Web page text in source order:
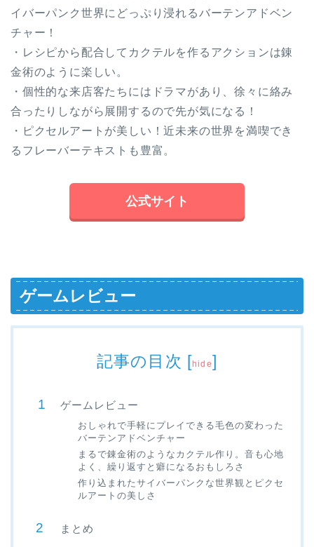
イバーパンク世界にどっぷり浸れるバーテンアドベン
チャー！
・レシピから配合してカクテルを作るアクションは錬
金術のように楽しい。
・個性的な来店客たちにはドラマがあり、徐々に絡み
合ったりしながら展開するので先が気になる！
・ピクセルアートが美しい！近未来の世界を満喫でき
るフレーバーテキストも豊富。
公式サイト
ゲームレビュー
記事の目次 [hide]
ゲームレビュー
おしゃれで手軽にプレイできる毛色の変わった
バーテンアドベンチャー
まるで錬金術のようなカクテル作り。音も心地
よく、繰り返すと癖になるおもしろさ
作り込まれたサイバーパンクな世界観とピクセ
ルアートの美しさ
まとめ